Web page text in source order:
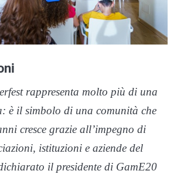
rappresenta molto più di una
è il simbolo di una comunità che
cresce grazie all’impegno di
istituzioni e aziende del
il presidente di GamE20